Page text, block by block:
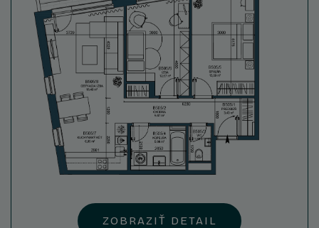
ZOBRAZIŤ DETAIL